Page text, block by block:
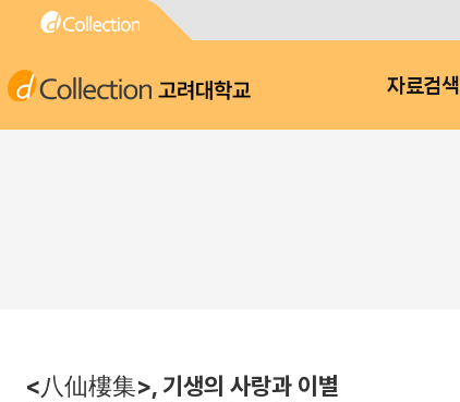
고려대학교 자료검색
<八仙樓集>, 기생의 사랑과 이별